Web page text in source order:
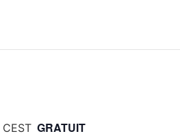
CEST GRATUIT